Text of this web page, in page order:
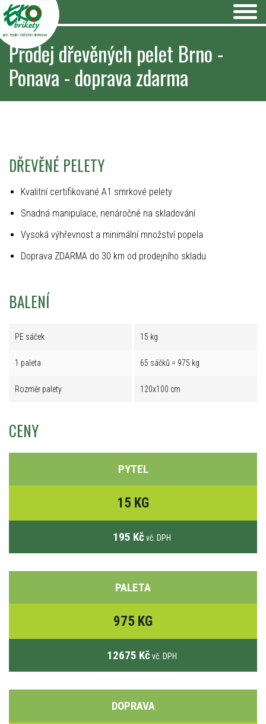
pro teplo Vašeho domova
Prodej dřevěných pelet Brno -
Ponava - doprava zdarma
DŘEVĚNÉ PELETY
Kvalitní certifikované A1 smrkové pelety
Snadná manipulace, nenáročné na skladování
Vysoká výhřevnost a minimální množství popela
Doprava ZDARMA do 30 km od prodejního skladu
BALENÍ
PE sáček 15 kg
1 paleta 65 sáčků = 975 kg
Rozměr palety 120x100 cm
CENY
PYTEL
15 KG
195 Kč vč. DPH
PALETA
975 KG
12675 Kč vč. DPH
DOPRAVA